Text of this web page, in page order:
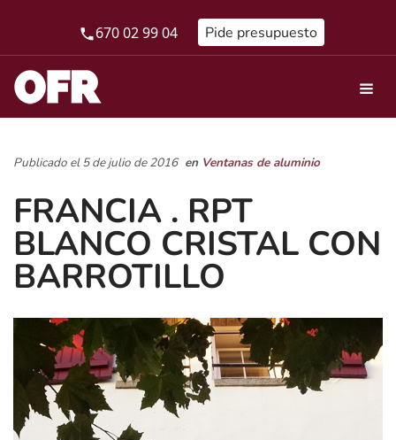
670 02 99 04 Pide presupuesto
Publicado el 5 de julio de 2016 en Ventanas de aluminio
FRANCIA . RPT
BLANCO CRISTAL CON
BARROTILLO